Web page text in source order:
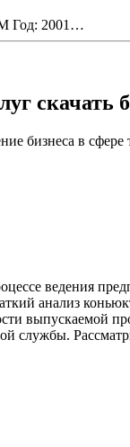
Год: 2001…
скачать
бизнеса в сфере
ведения
анализ
выпускаемой